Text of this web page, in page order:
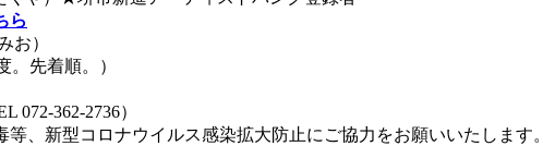
ら
）
。先着順。）
072-362-2736）
、新型コロナウイルス感染拡大防止にご協力をお願いいたします。